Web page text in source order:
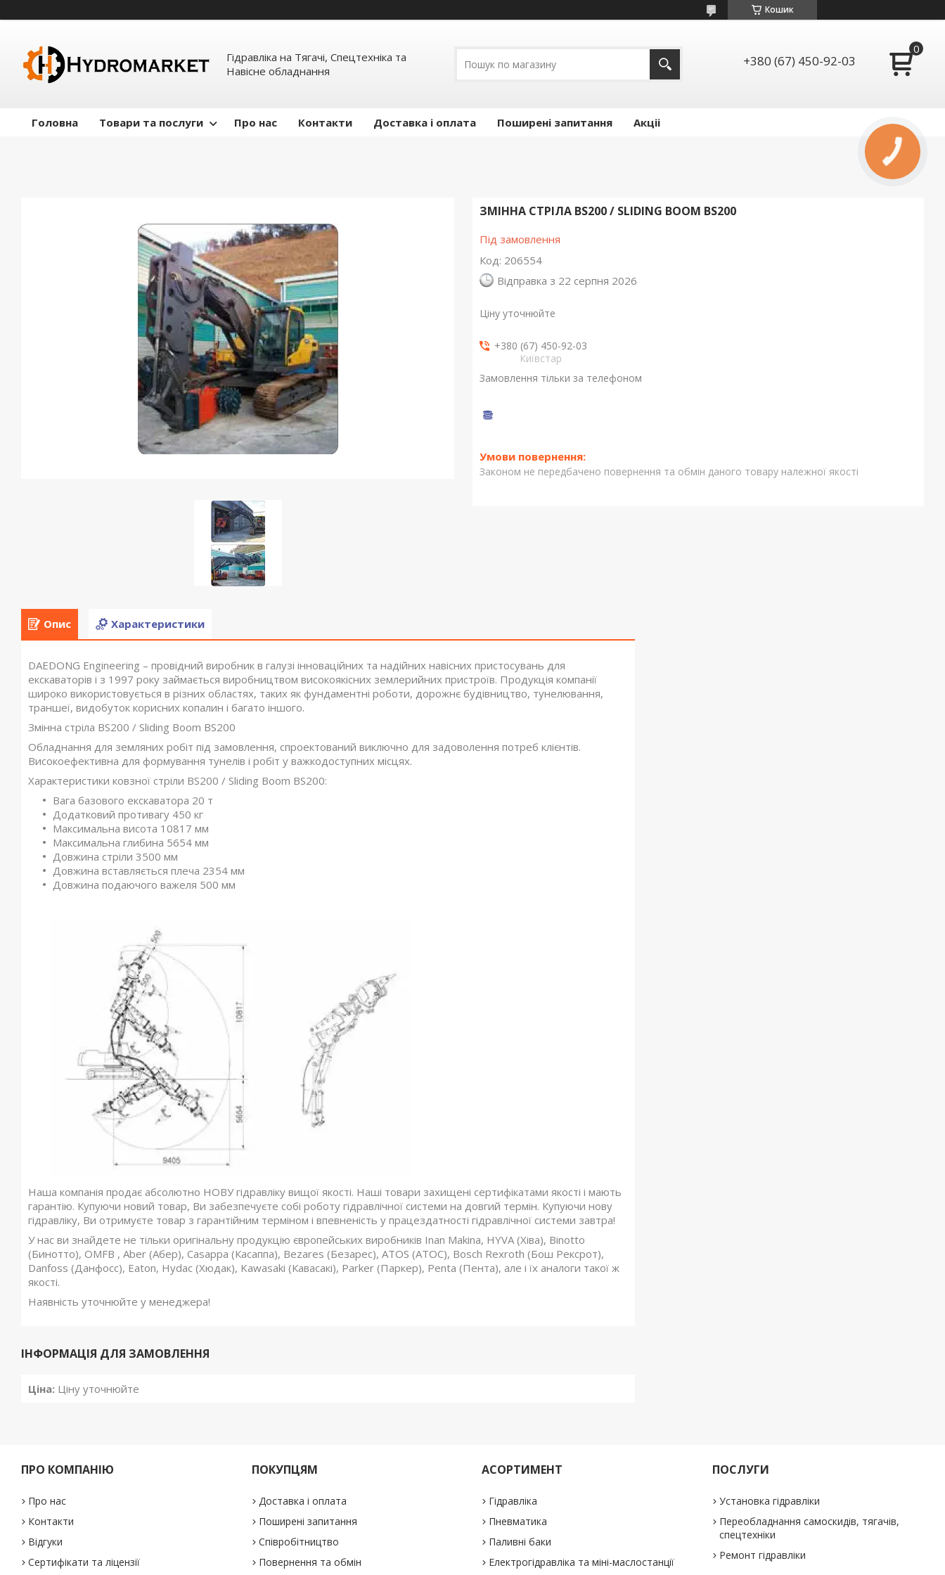
Кошик
Гідравліка на Тягачі, Спецтехніка та
Навісне обладнання
+380 (67) 450-92-03
Головна Товари та послуги Про нас Контакти Доставка і оплата Поширені запитання Акціі
ЗМІННА СТРІЛА BS200 / SLIDING BOOM BS200
Під замовлення
Код: 206554
Відправка з 22 серпня 2026
Ціну уточнюйте
+380 (67) 450-92-03
Київстар
Замовлення тільки за телефоном
Законом не передбачено повернення та обмін даного товару належної якості
Опис Характеристики
DAEDONG Engineering – провідний виробник в галузі інноваційних та надійних навісних пристосувань для
екскаваторів і з 1997 року займається виробництвом високоякісних землерийних пристроїв. Продукція компанії
широко використовується в різних областях, таких як фундаментні роботи, дорожнє будівництво, тунелювання,
траншеї, видобуток корисних копалин і багато іншого.
Змінна стріла BS200 / Sliding Boom BS200
Обладнання для земляних робіт під замовлення, спроектований виключно для задоволення потреб клієнтів.
Високоефективна для формування тунелів і робіт у важкодоступних місцях.
Характеристики ковзної стріли BS200 / Sliding Boom BS200:
Вага базового екскаватора 20 т
Додатковий противагу 450 кг
Максимальна висота 10817 мм
Максимальна глибина 5654 мм
Довжина стріли 3500 мм
Довжина вставляється плеча 2354 мм
Довжина подаючого важеля 500 мм
Наша компанія продає абсолютно НОВУ гідравліку вищої якості. Наші товари захищені сертифікатами якості і мають
гарантію. Купуючи новий товар, Ви забезпечуєте собі роботу гідравлічної системи на довгий термін. Купуючи нову
гідравліку, Ви отримуєте товар з гарантійним терміном і впевненість у працездатності гідравлічної системи завтра!
У нас ви знайдете не тільки оригінальну продукцію європейських виробників Inan Makina, HYVA (Хіва), Binotto
(Бинотто), OMFB , Aber (Абер), Casappa (Касаппа), Bezares (Безарес), ATOS (АТОС), Bosch Rexroth (Бош Рексрот),
Danfoss (Данфосс), Eaton, Hydac (Хюдак), Kawasaki (Кавасакі), Parker (Паркер), Penta (Пента), але і їх аналоги такої ж
якості.
Наявність уточнюйте у менеджера!
ІНФОРМАЦІЯ ДЛЯ ЗАМОВЛЕННЯ
Ціна: Ціну уточнюйте
ПРО КОМПАНІЮ
Про нас
Контакти
Відгуки
Сертифікати та ліцензії
ПОКУПЦЯМ
Доставка і оплата
Поширені запитання
Співробітництво
Повернення та обмін
АСОРТИМЕНТ
Гідравліка
Пневматика
Паливні баки
Електрогідравліка та міні-маслостанції
ПОСЛУГИ
Установка гідравліки
Переобладнання самоскидів, тягачів,
спецтехніки
Ремонт гідравліки
КНОПКА
ЗВ'ЯЗКУ